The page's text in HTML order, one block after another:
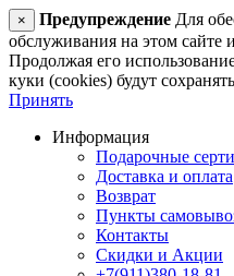
× Предупреждение Для
обслуживания на этом сайте
Продолжая его
куки (cookies) будут
Принять
Информация
Подарочные
Доставка и оплата
Возврат
Пункты
Контакты
Скидки и Акции